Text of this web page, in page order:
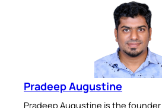
Pradeep Augustine
Pradeep Augustine is the founder